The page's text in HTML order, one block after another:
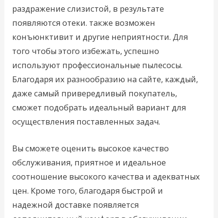
раздражение слизистой, в результате
появляются отеки. также возможен
конъюнктивит и другие неприятности. Для
того чтобы этого избежать, успешно
используют профессиональные пылесосы.
Благодаря их разнообразию на сайте, каждый,
даже самый привередливый покупатель,
сможет подобрать идеальный вариант для
осуществления поставленных задач.
Вы сможете оценить высокое качество
обслуживания, приятное и идеальное
соотношение высокого качества и адекватных
цен. Кроме того, благодаря быстрой и
надежной доставке появляется